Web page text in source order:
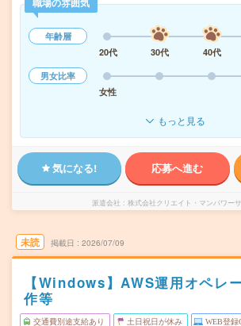
年齢層
20代
30代 40代
男女比率
女性
もっと見る
気になる! 応募へ進む
派遣会社 株式会社クリエイト・マンパワー
未読 掲載日 2026/07/09
【Windows】AWS運用オペレ
作等
交通費別途支給あり 土日祝日が休み WEB登録